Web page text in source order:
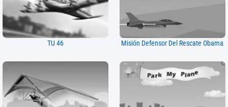
TU 46 Misión Defensor Del Rescate Obama